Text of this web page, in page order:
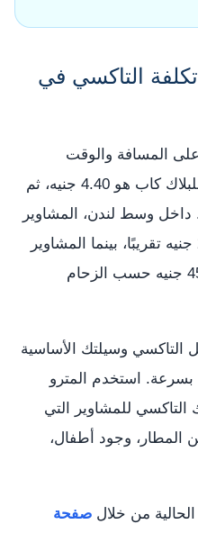
التاكسي في
المسافة والوقت
والزحام. الحد الأدنى الرسمي للبلاك كاب هو 4.40 جنيه، ثم
داخل وسط لندن، المشاوير
القصيرة غالبًا تكون بين 10 و25 جنيه تقريبًا، بينما المشاوير
المتوسطة قد تصل إلى 30 أو 45 جنيه حسب الزحام
التاكسي وسيلتك الأساسية
بسرعة. استخدم المترو
التاكسي للمشاوير التي
المطار، وجود أطفال،
من خلال صفحة